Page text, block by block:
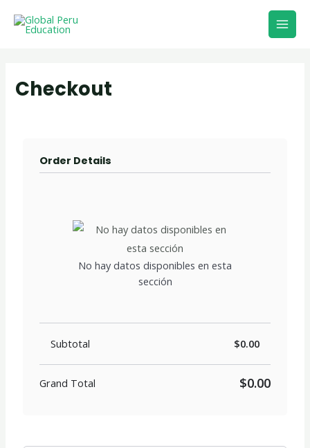
Main
Checkout
Order Details
No hay datos disponibles en esta
sección
Subtotal $0.00
Grand Total $0.00